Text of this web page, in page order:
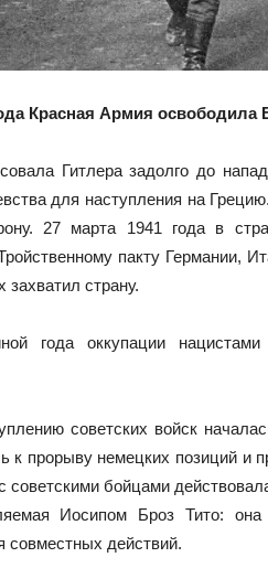
Красная Армия освободила
Гитлера задолго до
для наступления на
27 марта 1941 года в
пакту Германии,
захватил страну.
года оккупации нацистами
советских войск
к прорыву немецких позиций и
советскими бойцами
Иосипом Броз Тито: она
совместных действий.